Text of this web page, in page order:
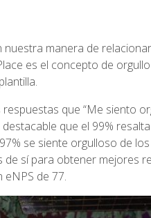
manera de
es el concepto de
que “Me siento
que el 99%
se siente orgulloso de
sí para obtener mejores
de 77.